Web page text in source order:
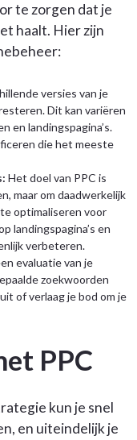
te zorgen dat je
haalt. Hier zijn
versies van je
Dit kan variëren
en landingspagina’s.
die het meeste
Het doel van PPC is
maar om daadwerkelijk
optimaliseren voor
landingspagina’s en
verbeteren.
evaluatie van je
zoekwoorden
of verlaag je bod om je
PPC
kun je snel
en uiteindelijk je